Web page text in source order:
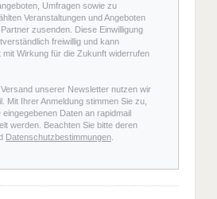
Umfragen sowie zu
Veranstaltungen und Angeboten
zusenden. Diese Einwilligung
freiwillig und kann
mit Wirkung für die Zukunft widerrufen
Versand unserer Newsletter nutzen wir
Mit Ihrer Anmeldung stimmen Sie zu,
eingegebenen Daten an rapidmail
werden. Beachten Sie bitte deren
Datenschutzbestimmungen